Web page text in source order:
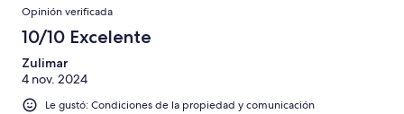
Opinión verificada
10/10 Excelente
Zulimar
4 nov. 2024
Le gustó: Condiciones de la propiedad y comunicación